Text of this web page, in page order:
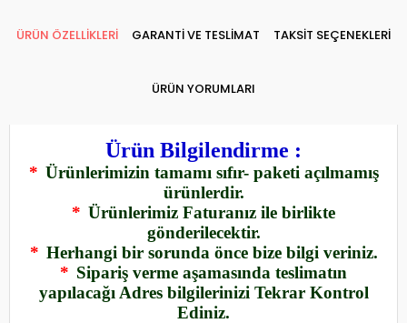
ÜRÜN ÖZELLİKLERİ GARANTİ VE TESLİMAT TAKSİT SEÇENEKLERİ
ÜRÜN YORUMLARI
Ürün Bilgilendirme :
* Ürünlerimizin tamamı sıfır- paketi açılmamış
ürünlerdir.
* Ürünlerimiz Faturanız ile birlikte
gönderilecektir.
* Herhangi bir sorunda önce bize bilgi veriniz.
* Sipariş verme aşamasında teslimatın
yapılacağı Adres bilgilerinizi Tekrar Kontrol
Ediniz.